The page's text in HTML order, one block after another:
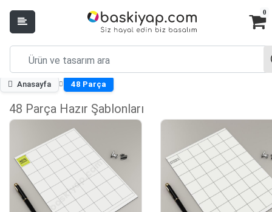
0
Anasayfa 48 Parça
48 Parça Hazır Şablonları